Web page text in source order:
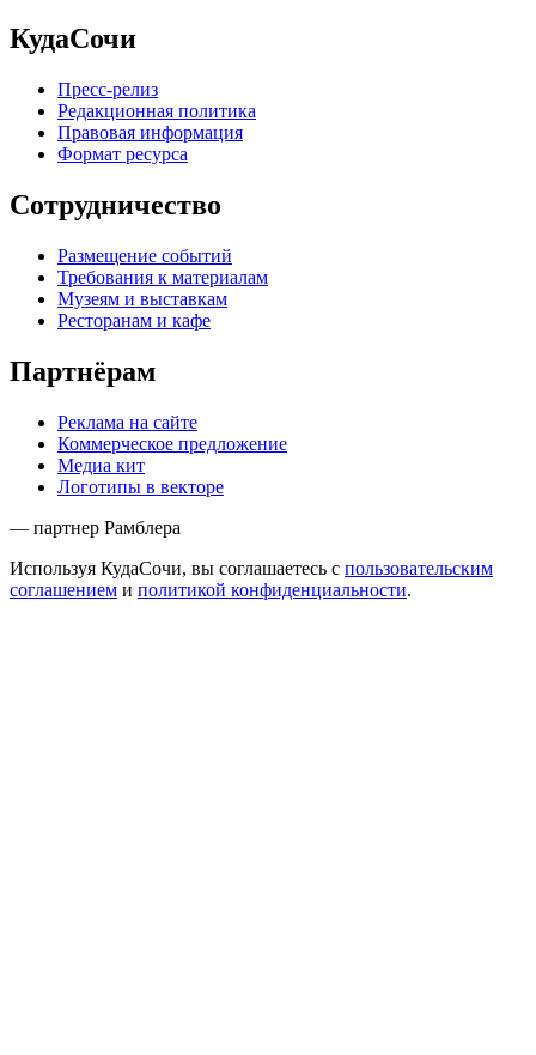
КудаСочи
Пресс-релиз
Редакционная политика
Правовая информация
Формат ресурса
Сотрудничество
Размещение событий
Требования к материалам
Музеям и выставкам
Ресторанам и кафе
Партнёрам
Реклама на сайте
Коммерческое предложение
Медиа кит
Логотипы в векторе
— партнер Рамблера
Используя КудаСочи, вы соглашаетесь с пользовательским
соглашением и политикой конфиденциальности.